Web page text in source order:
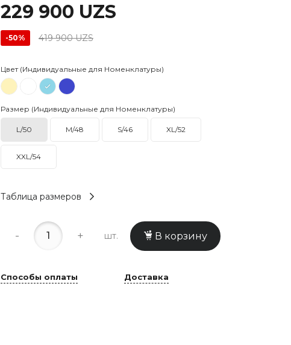
229 900 UZS
-50% 419 900 UZS
Цвет (Индивидуальные для Номенклатуры)
Размер (Индивидуальные для Номенклатуры)
L/50 M/48 S/46 XL/52
XXL/54
Таблица размеров
- + шт. В корзину
Способы оплаты Доставка